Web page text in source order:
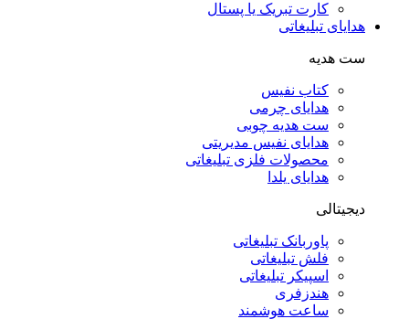
کارت تبریک یا پستال
هدایای تبلیغاتی
ست هدیه
کتاب نفیس
هدایای چرمی
ست هدیه چوبی
هدایای نفیس مدیریتی
محصولات فلزی تبلیغاتی
هدایای یلدا
دیجیتالی
پاوربانک تبلیغاتی
فلش تبلیغاتی
اسپیکر تبلیغاتی
هندزفری
ساعت هوشمند